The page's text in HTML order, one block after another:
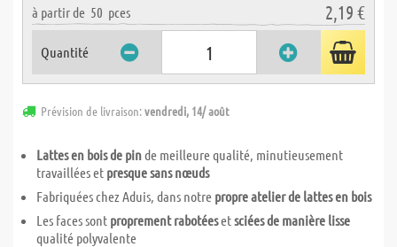
à partir de 50 pces 2,19 €
Quantité
Prévision de livraison:vendredi, 14/ août
Lattes en bois de pinde meilleure qualité, minutieusement
travaillées et presque sans nœuds
Fabriquées chez Aduis, dans notre propre atelier de lattes en bois
Les faces sont proprement rabotéesetsciées de manière lisse
qualité polyvalente